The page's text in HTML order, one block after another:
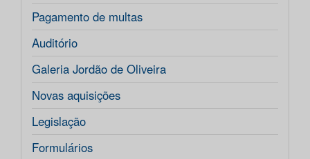
Pagamento de multas
Auditório
Galeria Jordão de Oliveira
Novas aquisições
Legislação
Formulários